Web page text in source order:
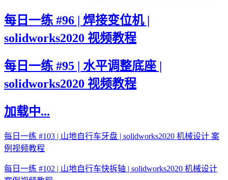
每日一练 #96 | 焊接变位机 |
solidworks2020 视频教程
每日一练 #95 | 水平调整底座 |
solidworks2020 视频教程
加载中...
每日一练 #103 | 山地自行车牙盘 | solidworks2020 机械设计 案
例视频教程
每日一练 #102 | 山地自行车快拆轴 | solidworks2020 机械设计